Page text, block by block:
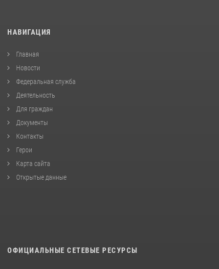
НАВИГАЦИЯ
Главная
Новости
Федеральная служба
Деятельность
Для граждан
Документы
Контакты
Герои
Карта сайта
Открытые данные
ОФИЦИАЛЬНЫЕ СЕТЕВЫЕ РЕСУРСЫ